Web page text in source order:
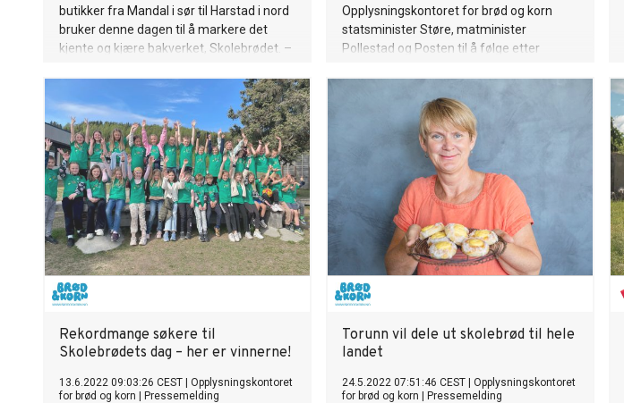
butikker fra Mandal i sør til Harstad i nord
bruker denne dagen til å markere det
kjente og kjære bakverket, Skolebrødet. –
lov å kose seg også, sier Torunn Nordbø,
daglig leder i Opplysningskontoret for
brød og korn.
Opplysningskontoret for brød og korn
statsminister Støre, matminister
Pollestad og Posten til å følge etter
Rekordmange søkere til
Skolebrødets dag – her er vinnerne!
13.6.2022 09:03:26 CEST
Opplysningskontoret
for brød og korn
Pressemelding
Torunn vil dele ut skolebrød til hele
landet
24.5.2022 07:51:46 CEST
Opplysningskontoret
for brød og korn
Pressemelding